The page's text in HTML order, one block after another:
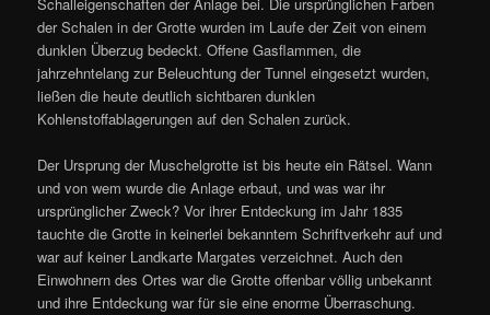
der Schalen in der Grotte wurden im Laufe der Zeit von einem
dunklen Überzug bedeckt. Offene Gasflammen, die
jahrzehntelang zur Beleuchtung der Tunnel eingesetzt wurden,
ließen die heute deutlich sichtbaren dunklen
Kohlenstoffablagerungen auf den Schalen zurück.
Der Ursprung der Muschelgrotte ist bis heute ein Rätsel. Wann
und von wem wurde die Anlage erbaut, und was war ihr
ursprünglicher Zweck? Vor ihrer Entdeckung im Jahr 1835
tauchte die Grotte in keinerlei bekanntem Schriftverkehr auf und
war auf keiner Landkarte Margates verzeichnet. Auch den
Einwohnern des Ortes war die Grotte offenbar völlig unbekannt
und ihre Entdeckung war für sie eine enorme Überraschung.